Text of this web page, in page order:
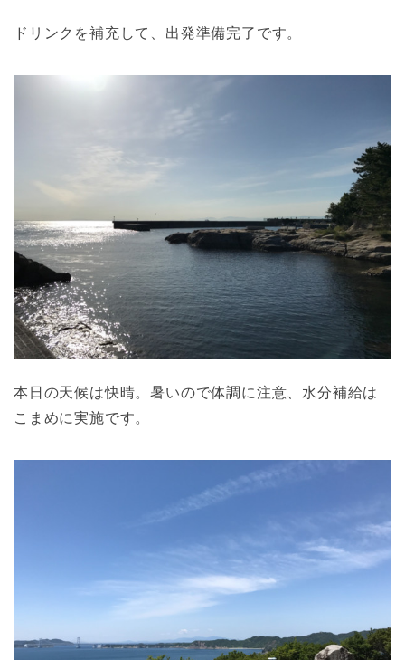
ドリンクを補充して、出発準備完了です。
本日の天候は快晴。暑いので体調に注意、水分補給は
こまめに実施です。